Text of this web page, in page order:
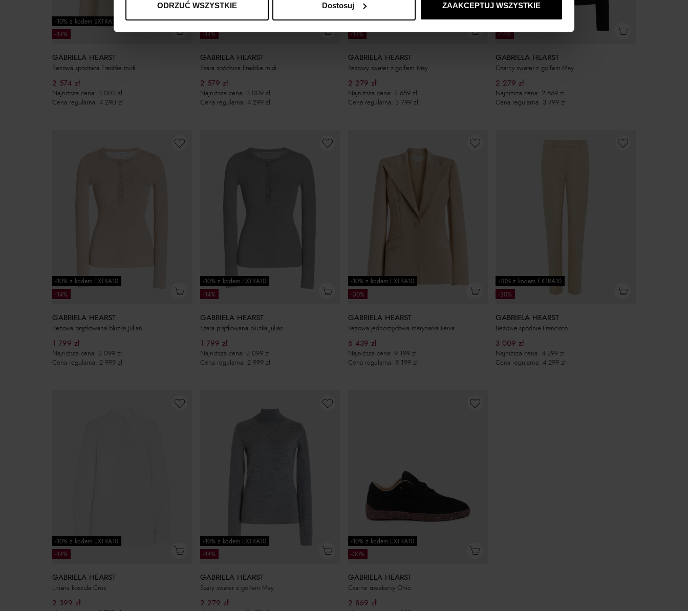
ODRZUĆ WSZYSTKIE Dostosuj ZAAKCEPTUJ WSZYSTKIE
-10% z kodem EXTRA10
-14%
GABRIELA HEARST
Beżowa spódnica Freddie midi
2 574 zł
Najniższa cena: 3 003 zł
Cena regularna: 4 290 zł
-10% z kodem EXTRA10
-14%
GABRIELA HEARST
Szara spódnica Freddie midi
2 579 zł
Najniższa cena: 3 009 zł
Cena regularna: 4 299 zł
-10% z kodem EXTRA10
-14%
GABRIELA HEARST
Beżowy sweter z golfem May
2 279 zł
Najniższa cena: 2 659 zł
Cena regularna: 3 799 zł
-10% z kodem EXTRA10
-14%
GABRIELA HEARST
Czarny sweter z golfem May
2 279zł
Najniższa cena: 2 659zł
Cena regularna: 3 799zł
-10% z kodem EXTRA10
-14%
GABRIELA HEARST
Beżowa prążkowana bluzka Julian
1 799 zł
Najniższa cena: 2 099 zł
Cena regularna: 2 999 zł
-10% z kodem EXTRA10
-14%
GABRIELA HEARST
Szara prążkowana bluzka Julian
1 799 zł
Najniższa cena: 2 099 zł
Cena regularna: 2 999 zł
-10% z kodem EXTRA10
-30%
GABRIELA HEARST
Beżowa jednorzędowa marynarka Leiva
6 439 zł
Najniższa cena: 9 199 zł
Cena regularna: 9 199 zł
-10% z kodem EXTRA10
-30%
GABRIELA HEARST
Beżowe spodnie Francisco
3 009zł
Najniższa cena: 4 299zł
Cena regularna: 4 299zł
-10% z kodem EXTRA10
-14%
GABRIELA HEARST
Lniana koszula Cruz
2 399 zł
-10% z kodem EXTRA10
-14%
GABRIELA HEARST
Szary sweter z golfem May
2 279 zł
-10% z kodem EXTRA10
-30%
GABRIELA HEARST
Czarne sneakersy Ohio
2 869 zł